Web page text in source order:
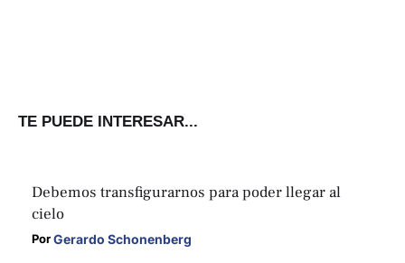
TE PUEDE INTERESAR...
Debemos transfigurarnos para poder llegar al
cielo
Por Gerardo Schonenberg